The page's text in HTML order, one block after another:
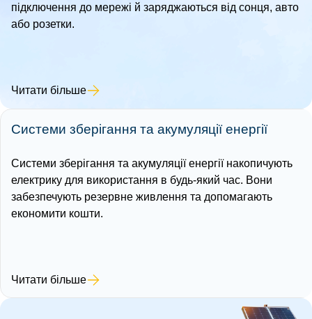
підключення до мережі й заряджаються від сонця, авто
або розетки.
Читати більше
Системи зберігання та акумуляції енергії
Системи зберігання та акумуляції енергії накопичують
електрику для використання в будь-який час. Вони
забезпечують резервне живлення та допомагають
економити кошти.
Читати більше